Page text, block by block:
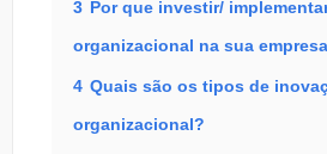
3 Por que investir/
organizacional na sua
4 Quais são os tipos de
organizacional?